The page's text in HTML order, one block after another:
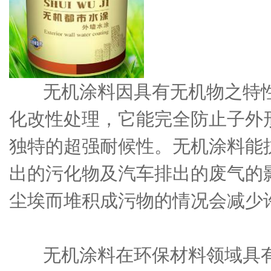
无机涂料因具有无机物之特
化改性处理，它能完全防止子
独特的超强耐候性。无机涂料
出的污化物及汽车排出的废气
尘埃而堆积成污物的情况会减少
无机涂料在环保材料领域具